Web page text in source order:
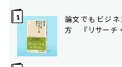
論文でもビジ
方 ――『リサーチ